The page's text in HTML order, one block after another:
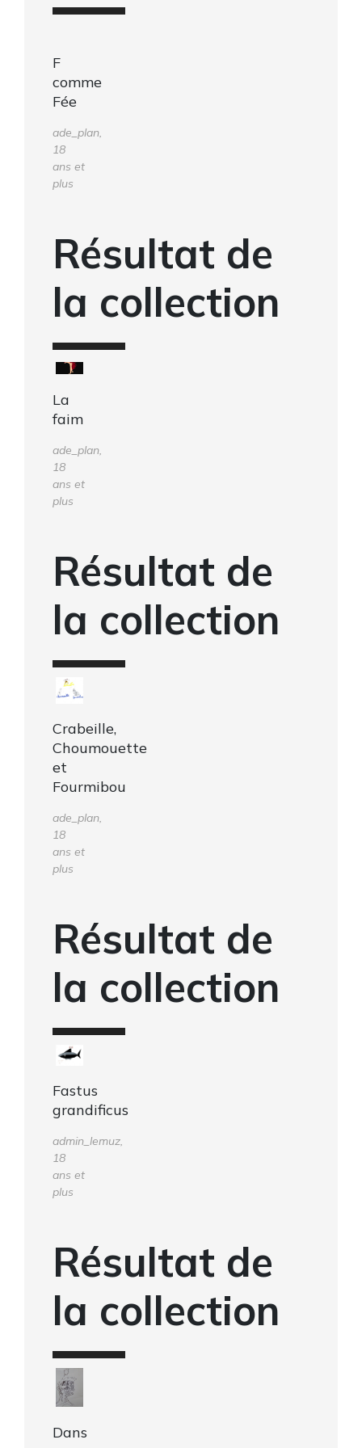
F
comme
Fée
ade_plan,
18
ans et
plus
Résultat de
la collection
La
faim
ade_plan,
18
ans et
plus
Résultat de
la collection
Crabeille,
Choumouette
et
Fourmibou
ade_plan,
18
ans et
plus
Résultat de
la collection
Fastus
grandificus
admin_lemuz,
18
ans et
plus
Résultat de
la collection
Dans